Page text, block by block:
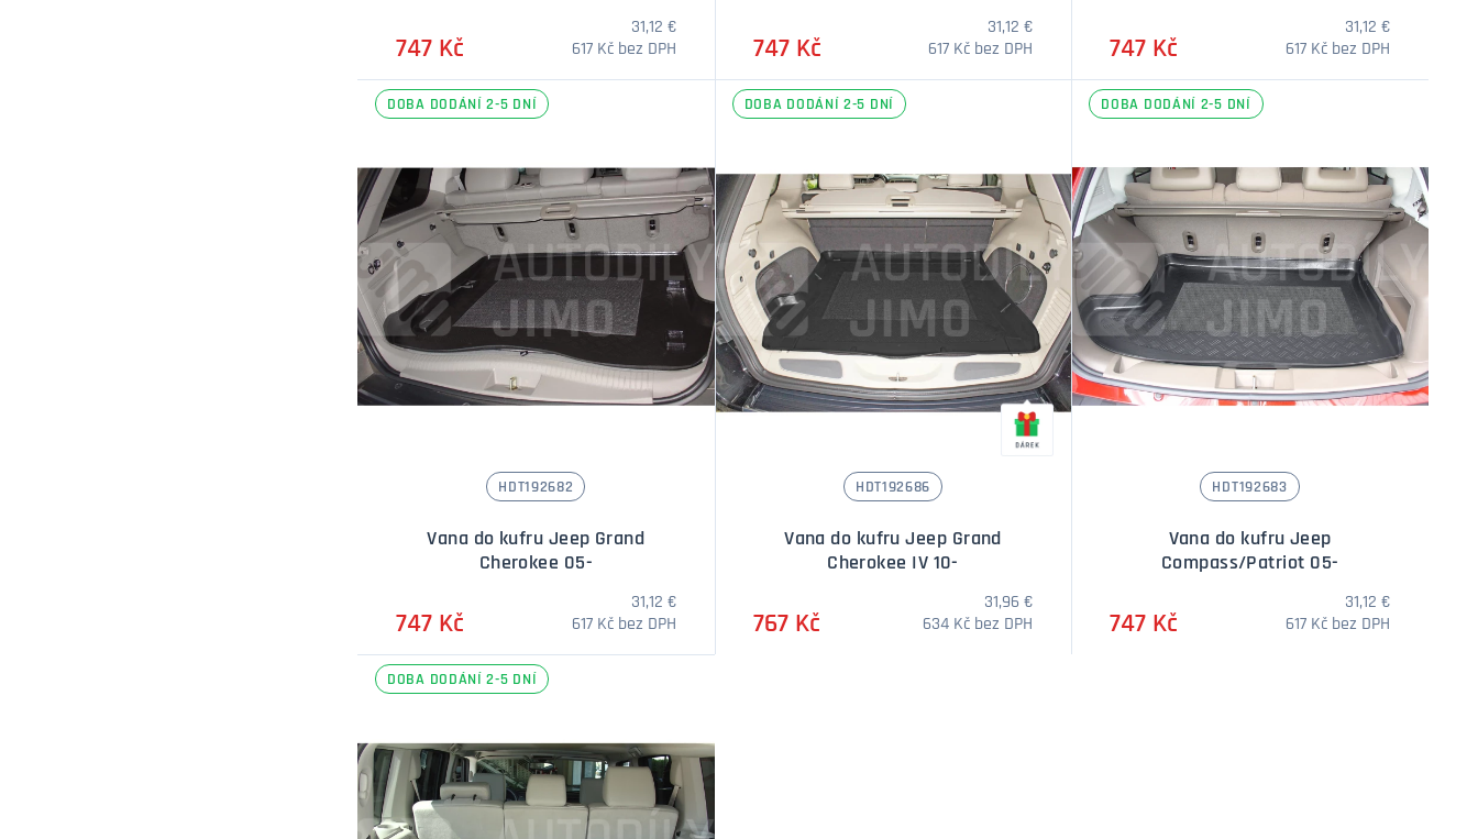
747 Kč
31,12 €
617 Kč bez DPH
747 Kč
31,12 €
617 Kč bez DPH
747 Kč
31,12 €
617 Kč bez DPH
DOBA DODÁNÍ 2-5 DNÍ
HDT192682
Vana do kufru Jeep Grand
Cherokee 05-
747 Kč
31,12 €
617 Kč bez DPH
DOBA DODÁNÍ 2-5 DNÍ
HDT192686
Vana do kufru Jeep Grand
Cherokee IV 10-
767 Kč
31,96 €
634 Kč bez DPH
DOBA DODÁNÍ 2-5 DNÍ
HDT192683
Vana do kufru Jeep
Compass/Patriot 05-
747 Kč
31,12 €
617 Kč bez DPH
DOBA DODÁNÍ 2-5 DNÍ